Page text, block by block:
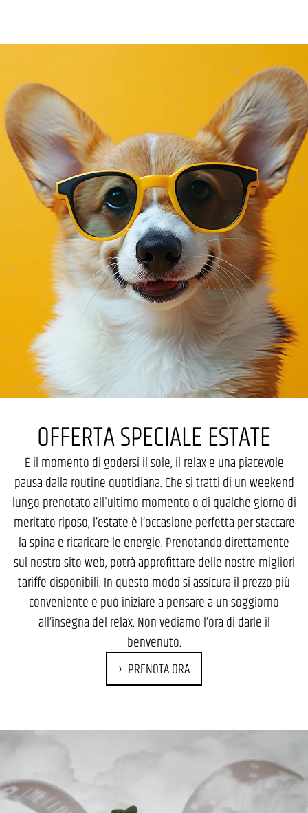
OFFERTA SPECIALE ESTATE
È il momento di godersi il sole, il relax e una piacevole
pausa dalla routine quotidiana. Che si tratti di un weekend
lungo prenotato all'ultimo momento o di qualche giorno di
meritato riposo, l’estate è l’occasione perfetta per staccare
la spina e ricaricare le energie. Prenotando direttamente
sul nostro sito web, potrà approfittare delle nostre migliori
tariffe disponibili. In questo modo si assicura il prezzo più
conveniente e può iniziare a pensare a un soggiorno
all’insegna del relax. Non vediamo l’ora di darle il
benvenuto.
PRENOTA ORA